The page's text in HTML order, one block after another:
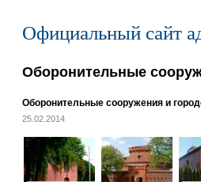
Официальный сайт
Оборонительные
Оборонительные сооружения и
25.02.2014